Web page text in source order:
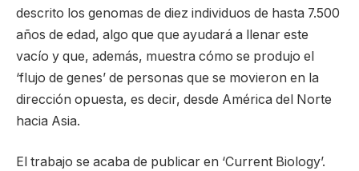
descrito los genomas de diez individuos de hasta 7.500
años de edad, algo que que ayudará a llenar este
vacío y que, además, muestra cómo se produjo el
‘flujo de genes’ de personas que se movieron en la
dirección opuesta, es decir, desde América del Norte
hacia Asia.
El trabajo se acaba de publicar en ‘Current Biology’.